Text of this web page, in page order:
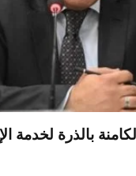
بالذرة